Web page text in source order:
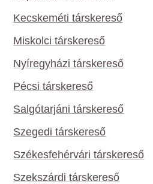
Kecskeméti társkereső
Miskolci társkereső
Nyíregyházi társkereső
Pécsi társkereső
Salgótarjáni társkereső
Szegedi társkereső
Székesfehérvári társkereső
Szekszárdi társkereső